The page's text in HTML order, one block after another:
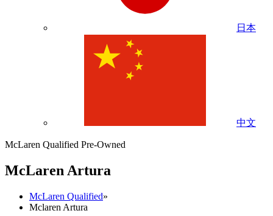
日本
中文
McLaren Qualified Pre-Owned
McLaren Artura
McLaren Qualified»
Mclaren Artura